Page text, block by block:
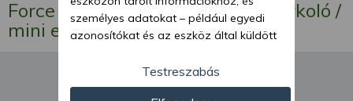
Force 108 Eco mini árokásó / markoló /
mini excavator
személyes adatokat – például egyedi
azonosítókat és az eszköz által küldött
személyre szabott hirdetések és
tartalom nyújtásához, hirdetés- és
Testreszabás